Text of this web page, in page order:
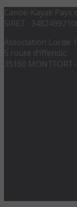
Canoë-Kayak Pays
SIRET :
Association Loi de
5 route d’Iffendic
35160